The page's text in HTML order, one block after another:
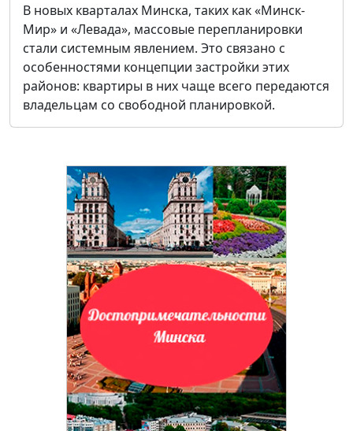
В новых кварталах Минска, таких как «Минск-
Мир» и «Левада», массовые перепланировки
стали системным явлением. Это связано с
особенностями концепции застройки этих
районов: квартиры в них чаще всего передаются
владельцам со свободной планировкой.